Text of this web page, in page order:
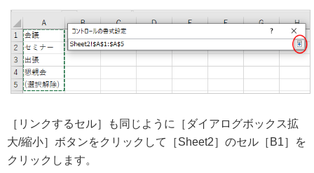
［リンクするセル］も同じように［ダイアログボックス拡
大/縮小］ボタンをクリックして［Sheet2］のセル［B1］を
クリックします。